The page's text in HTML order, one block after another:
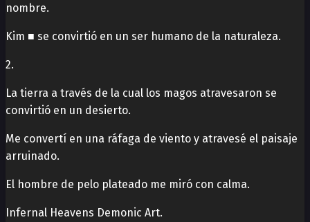
nombre.
Kim ■ se convirtió en un ser humano de la naturaleza.
2.
La tierra a través de la cual los magos atravesaron se
convirtió en un desierto.
Me convertí en una ráfaga de viento y atravesé el paisaje
arruinado.
El hombre de pelo plateado me miró con calma.
Infernal Heavens Demonic Art.